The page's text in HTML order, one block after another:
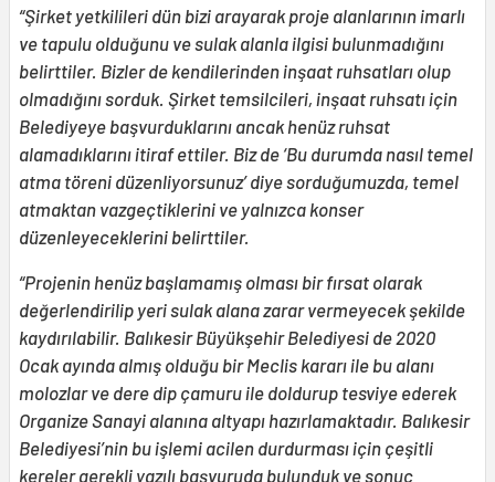
“Şirket yetkilileri dün bizi arayarak proje alanlarının imarlı
ve tapulu olduğunu ve sulak alanla ilgisi bulunmadığını
belirttiler. Bizler de kendilerinden inşaat ruhsatları olup
olmadığını sorduk. Şirket temsilcileri, inşaat ruhsatı için
Belediyeye başvurduklarını ancak henüz ruhsat
alamadıklarını itiraf ettiler. Biz de ‘Bu durumda nasıl temel
atma töreni düzenliyorsunuz’ diye sorduğumuzda, temel
atmaktan vazgeçtiklerini ve yalnızca konser
düzenleyeceklerini belirttiler.
“Projenin henüz başlamamış olması bir fırsat olarak
değerlendirilip yeri sulak alana zarar vermeyecek şekilde
kaydırılabilir. Balıkesir Büyükşehir Belediyesi de 2020
Ocak ayında almış olduğu bir Meclis kararı ile bu alanı
molozlar ve dere dip çamuru ile doldurup tesviye ederek
Organize Sanayi alanına altyapı hazırlamaktadır. Balıkesir
Belediyesi’nin bu işlemi acilen durdurması için çeşitli
kereler gerekli yazılı başvuruda bulunduk ve sonuç